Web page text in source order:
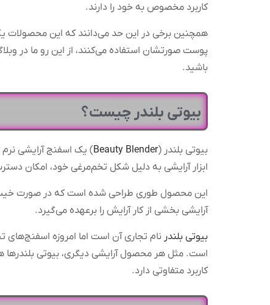
کاربرد مخصوص به خود را دارند.
همچنین برخی در این حد می‌دانند که این محصولات
پوست صورتشان استفاده می‌کنند، از این رو ما در
باشید.
بیوتی بلندر چیست؟
بیوتی بلندر (Beauty Blender) یک اسفنج آرایشی
ابزار آرایشی به دلیل شکل تخم‌مرغی خود، امکان
این محصول طوری طراحی شده است که در صورت خیس
آرایشی بخشی از کار آرایش را برعهده می‌گیرد.
بیوتی بلندر نام تجاری آن است اما امروزه
است. مثل هر محصول آرایشی دیگری، بیوتی بلندرها
کاربرد متفاوتی دارد.